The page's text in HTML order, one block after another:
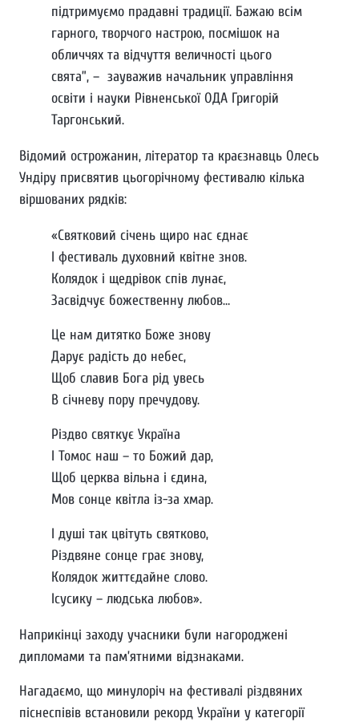
підтримуємо прадавні традиції. Бажаю всім
гарного, творчого настрою, посмішок на
обличчях та відчуття величності цього
свята”, – зауважив начальник управління
освіти і науки Рівненської ОДА Григорій
Таргонський.
Відомий острожанин, літератор та краєзнавць Олесь
Ундіру присвятив цьогорічному фестивалю кілька
віршованих рядків:
«Святковий січень щиро нас єднає
І фестиваль духовний квітне знов.
Колядок і щедрівок спів лунає,
Засвідчує божественну любов…
Це нам дитятко Боже знову
Дарує радість до небес,
Щоб славив Бога рід увесь
В січневу пору пречудову.
Різдво святкує Україна
І Томос наш – то Божий дар,
Щоб церква вільна і єдина,
Мов сонце квітла із-за хмар.
І душі так цвітуть святково,
Різдвяне сонце грає знову,
Колядок життєдайне слово.
Ісусику – людська любов».
Наприкінці заходу учасники були нагороджені
дипломами та пам’ятними відзнаками.
Нагадаємо, що минулоріч на фестивалі різдвяних
піснеспівів встановили рекорд України у категорії